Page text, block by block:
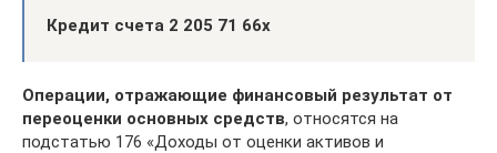
Кредит счета 2 205 71 66х
Операции, отражающие финансовый результат от
переоценки основных средств, относятся на
подстатью 176 «Доходы от оценки активов и